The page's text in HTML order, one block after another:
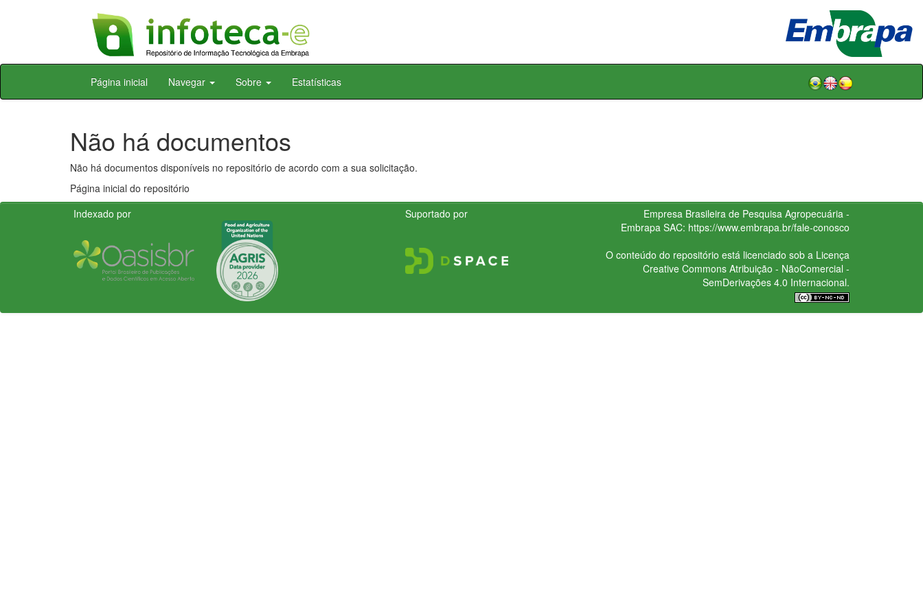
Skip
Página inicial Navegar Sobre Estatísticas
Não há documentos
Não há documentos disponíveis no repositório de acordo com a sua solicitação.
Página inicial do repositório
Indexado por
Suportado por
Empresa Brasileira de Pesquisa Agropecuária -
Embrapa SAC: https://www.embrapa.br/fale-conosco
O conteúdo do repositório está licenciado sob a Licença
Creative CommonsAtribuição - NãoComercial -
SemDerivações 4.0 Internacional.